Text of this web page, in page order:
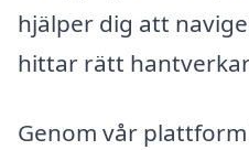
hjälper dig att
hittar rätt
Genom vår